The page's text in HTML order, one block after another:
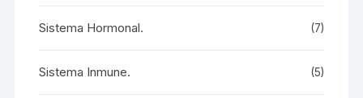
Sistema Hormonal. (7)
Sistema Inmune. (5)